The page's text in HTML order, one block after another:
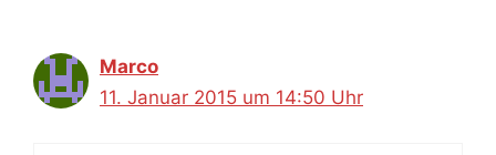
Marco
11. Januar 2015 um 14:50 Uhr